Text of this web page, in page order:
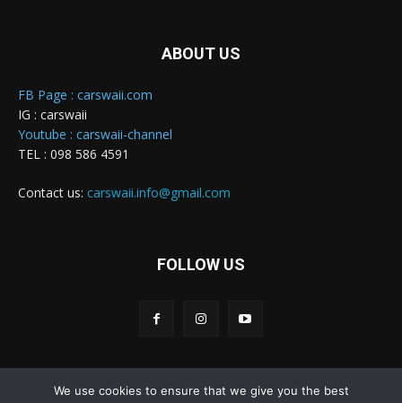
ABOUT US
FB Page : carswaii.com
IG : carswaii
Youtube : carswaii-channel
TEL : 098 586 4591
Contact us: carswaii.info@gmail.com
FOLLOW US
We use cookies to ensure that we give you the best